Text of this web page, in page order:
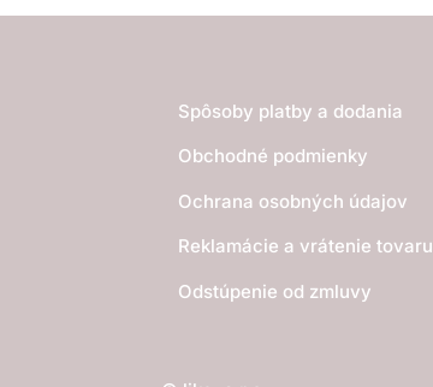
Spôsoby platby a dodania
Obchodné podmienky
Ochrana osobných údajov
Reklamácie a vrátenie tovaru
Odstúpenie od zmluvy